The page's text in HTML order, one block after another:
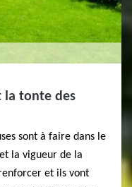
la tonte des
sont à faire dans le
la vigueur de la
et ils vont